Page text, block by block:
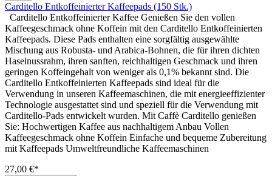
Carditello Entkoffeinierter Kaffeepads (150 Stk.)
Carditello Entkoffeinierter Kaffee Genießen Sie den vollen
Kaffeegeschmack ohne Koffein mit den Carditello Entkoffeinierten
Kaffeepads. Diese Pads enthalten eine sorgfältig ausgewählte
Mischung aus Robusta- und Arabica-Bohnen, die für ihren dichten
Haselnussrahm, ihren sanften, reichhaltigen Geschmack und ihren
geringen Koffeingehalt von weniger als 0,1% bekannt sind. Die
Carditello Entkoffeinierten Kaffeepads sind ideal für die
Verwendung in unseren Kaffeemaschinen, die mit energieeffizienter
Technologie ausgestattet sind und speziell für die Verwendung mit
Carditello-Pads entwickelt wurden. Mit Caffè Carditello genießen
Sie: Hochwertigen Kaffee aus nachhaltigem Anbau Vollen
Kaffeegeschmack ohne Koffein Einfache und bequeme Zubereitung
mit Kaffeepads Umweltfreundliche Kaffeemaschinen
27,00 €*